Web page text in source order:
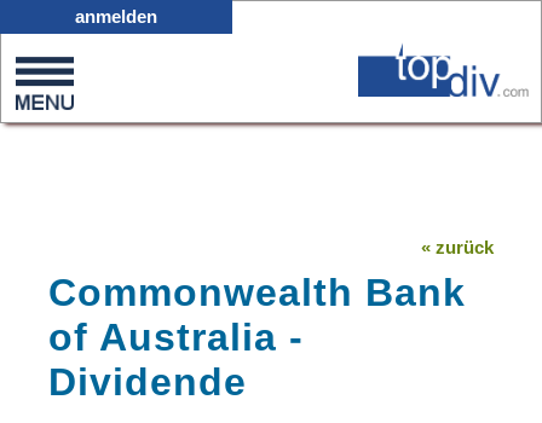
0
on
anmelden
« zurück
Commonwealth Bank
of Australia -
Dividende